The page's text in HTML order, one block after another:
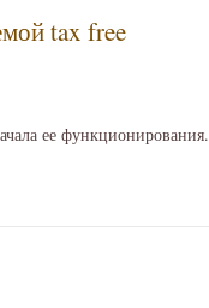
tax free
ее функционирования.